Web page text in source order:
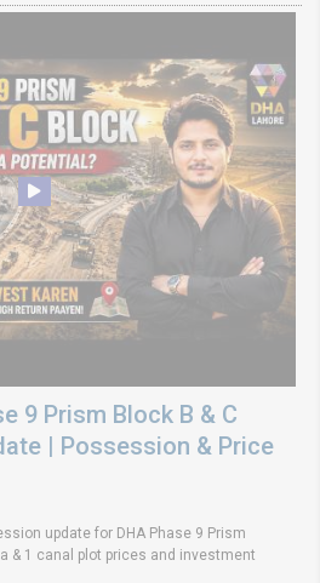
9 Prism Block B & C
| Possession & Price
update for DHA Phase 9 Prism
& 1 canal plot prices and investment